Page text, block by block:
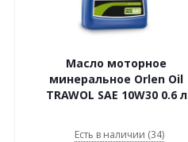
Масло моторное
минеральное Orlen Oil
TRAWOL SAE 10W30 0.6 л
Есть в наличии (34)